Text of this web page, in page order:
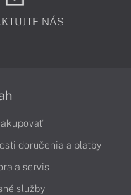
NÁS
doručenia a platby
a servis
služby